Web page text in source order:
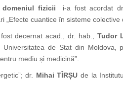
domeniul fizicii i-a fost acordat
cuantice în sisteme colective
decernat acad., dr. hab., Tudor
Universitatea de Stat din
mediu și medicină”.
dr. Mihai TÎRȘU de la